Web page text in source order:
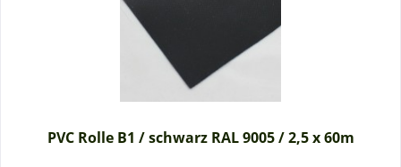
PVC Rolle B1 / schwarz RAL 9005 / 2,5 x 60m